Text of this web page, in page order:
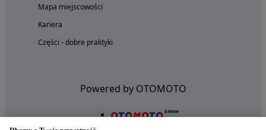
Mapa miejscowości
Kariera
Części - dobre praktyki
Powered by OTOMOTO